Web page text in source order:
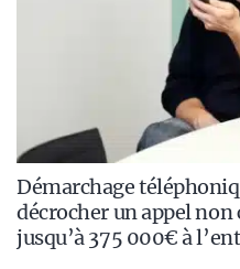
Démarchage
décrocher un appel
jusqu’à 375 000€ à